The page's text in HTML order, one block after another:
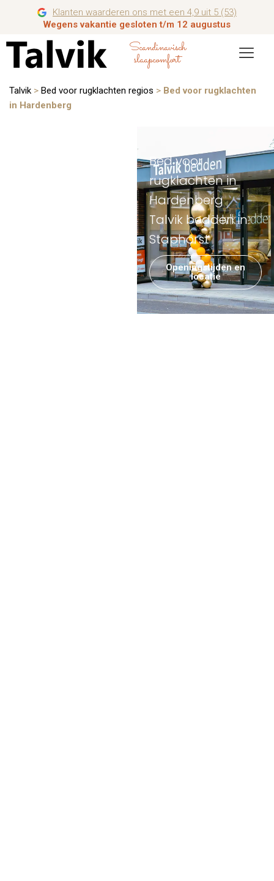
Klanten waarderen ons met een 4,9 uit 5 (53)
Wegens vakantie gesloten t/m 12 augustus
Scandinavisch
slaapcomfort
Talvik > Bed voor rugklachten regios > Bed voor rugklachten
in Hardenberg
Bed voor
rugklachten in
Hardenberg
Talvik bedden in
Staphorst
Openingstijden en
locatie